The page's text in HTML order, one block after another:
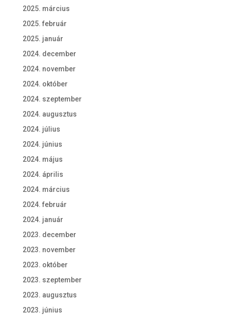
2025. március
2025. február
2025. január
2024. december
2024. november
2024. október
2024. szeptember
2024. augusztus
2024. július
2024. június
2024. május
2024. április
2024. március
2024. február
2024. január
2023. december
2023. november
2023. október
2023. szeptember
2023. augusztus
2023. június